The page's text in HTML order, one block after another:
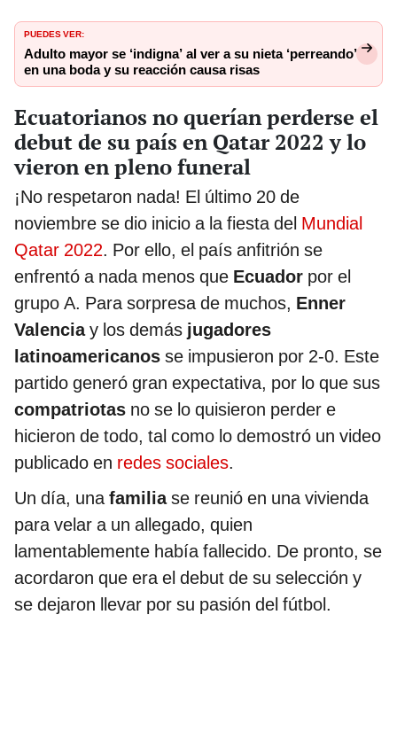
PUEDES VER:
Adulto mayor se ‘indigna’ al ver a su nieta ‘perreando’
en una boda y su reacción causa risas
Ecuatorianos no querían perderse el
debut de su país en Qatar 2022 y lo
vieron en pleno funeral
¡No respetaron nada! El último 20 de
noviembre se dio inicio a la fiesta del Mundial
Qatar 2022. Por ello, el país anfitrión se
enfrentó a nada menos que Ecuador por el
grupo A. Para sorpresa de muchos, Enner
Valenciay los demás jugadores
latinoamericanos se impusieron por 2-0. Este
partido generó gran expectativa, por lo que sus
compatriotas no se lo quisieron perder e
hicieron de todo, tal como lo demostró un video
publicado en redes sociales.
Un día, unafamiliase reunió en una vivienda
para velar a un allegado, quien
lamentablemente había fallecido. De pronto, se
acordaron que era el debut de su selección y
se dejaron llevar por su pasión del fútbol.